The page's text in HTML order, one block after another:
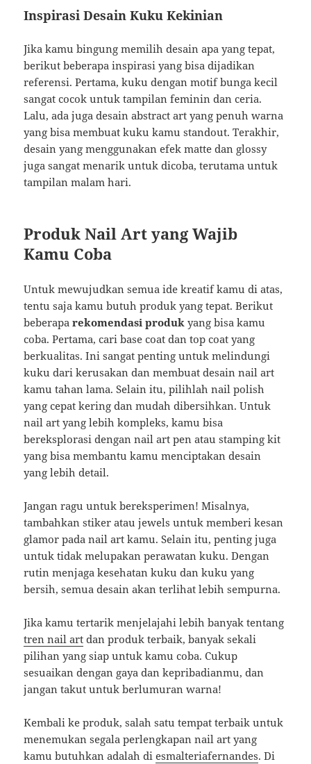
Inspirasi Desain Kuku Kekinian
Jika kamu bingung memilih desain apa yang tepat,
berikut beberapa inspirasi yang bisa dijadikan
referensi. Pertama, kuku dengan motif bunga kecil
sangat cocok untuk tampilan feminin dan ceria.
Lalu, ada juga desain abstract art yang penuh warna
yang bisa membuat kuku kamu standout. Terakhir,
desain yang menggunakan efek matte dan glossy
juga sangat menarik untuk dicoba, terutama untuk
tampilan malam hari.
Produk Nail Art yang Wajib
Kamu Coba
Untuk mewujudkan semua ide kreatif kamu di atas,
tentu saja kamu butuh produk yang tepat. Berikut
beberaparekomendasi produk yang bisa kamu
coba. Pertama, cari base coat dan top coat yang
berkualitas. Ini sangat penting untuk melindungi
kuku dari kerusakan dan membuat desain nail art
kamu tahan lama. Selain itu, pilihlah nail polish
yang cepat kering dan mudah dibersihkan. Untuk
nail art yang lebih kompleks, kamu bisa
bereksplorasi dengan nail art pen atau stamping kit
yang bisa membantu kamu menciptakan desain
yang lebih detail.
Jangan ragu untuk bereksperimen! Misalnya,
tambahkan stiker atau jewels untuk memberi kesan
glamor pada nail art kamu. Selain itu, penting juga
untuk tidak melupakan perawatan kuku. Dengan
rutin menjaga kesehatan kuku dan kuku yang
bersih, semua desain akan terlihat lebih sempurna.
Jika kamu tertarik menjelajahi lebih banyak tentang
tren nail art dan produk terbaik, banyak sekali
pilihan yang siap untuk kamu coba. Cukup
sesuaikan dengan gaya dan kepribadianmu, dan
jangan takut untuk berlumuran warna!
Kembali ke produk, salah satu tempat terbaik untuk
menemukan segala perlengkapan nail art yang
kamu butuhkan adalah diesmalteriafernandes. Di